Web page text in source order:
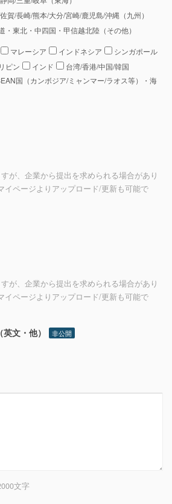
賀/長崎/熊本/大分/宮崎/鹿児島/沖縄（九州）
・東北・中四国・甲信越北陸（その他）
マレーシア インドネシア
シンガポール
ピン
インド
台湾/香港/中国/韓国
国（カンボジア/ミャンマー/ラオス等）・海
が、企業から提出を求められる場合があり
イページよりアップロード/更新も可能で
が、企業から提出を求められる場合があり
イページよりアップロード/更新も可能で
文・他） 非公開
文字